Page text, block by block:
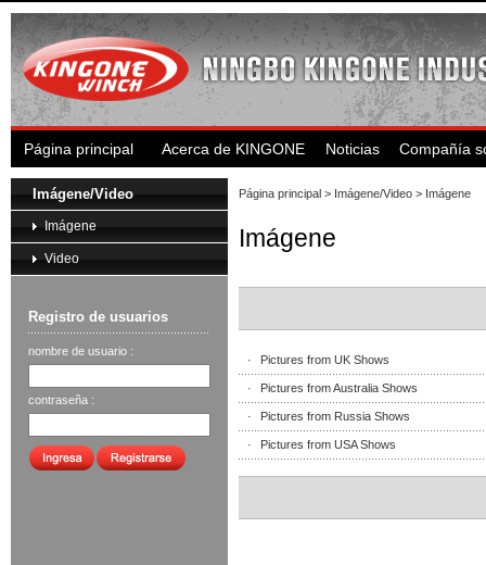
Página principal Acerca de KINGONE Noticias Compañía
Imágene/Video
Imágene
Video
Registro de usuarios
nombre de usuario :
contraseña :
Página principal > Imágene/Video > Imágene
Imágene
· Pictures from UK Shows
· Pictures from Australia Shows
· Pictures from Russia Shows
· Pictures from USA Shows